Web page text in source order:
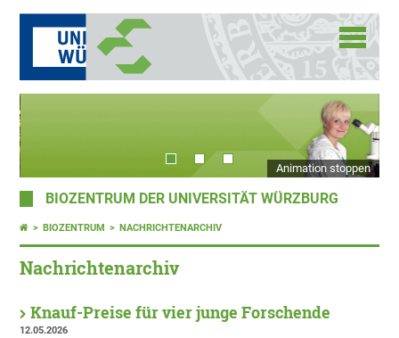
Animation stoppen
BIOZENTRUM DER UNIVERSITÄT WÜRZBURG
BIOZENTRUM NACHRICHTENARCHIV
Nachrichtenarchiv
Knauf-Preise für vier junge Forschende
12.05.2026